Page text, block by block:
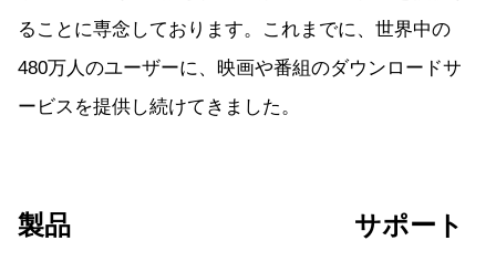
ることに専念しております。これまでに、世界中の
480万人のユーザーに、映画や番組のダウンロードサ
ービスを提供し続けてきました。
製品 サポート